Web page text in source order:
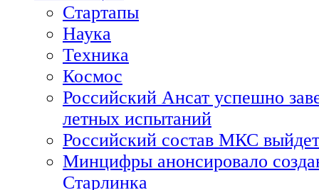
Стартапы
Наука
Техника
Космос
Российский Ансат успешно
летных испытаний
Российский состав МКС
Минцифры анонсировало
Старлинка